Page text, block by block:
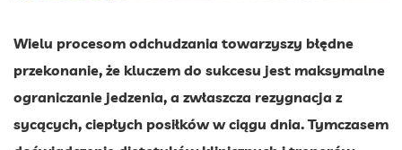
Wielu procesom odchudzania towarzyszy błędne
przekonanie, że kluczem do sukcesu jest maksymalne
ograniczanie jedzenia, a zwłaszcza rezygnacja z
sycących, ciepłych posiłków w ciągu dnia. Tymczasem